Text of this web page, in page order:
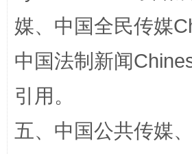
媒、中国全民传媒
中国法制新闻
引用。
五、中国公共传媒